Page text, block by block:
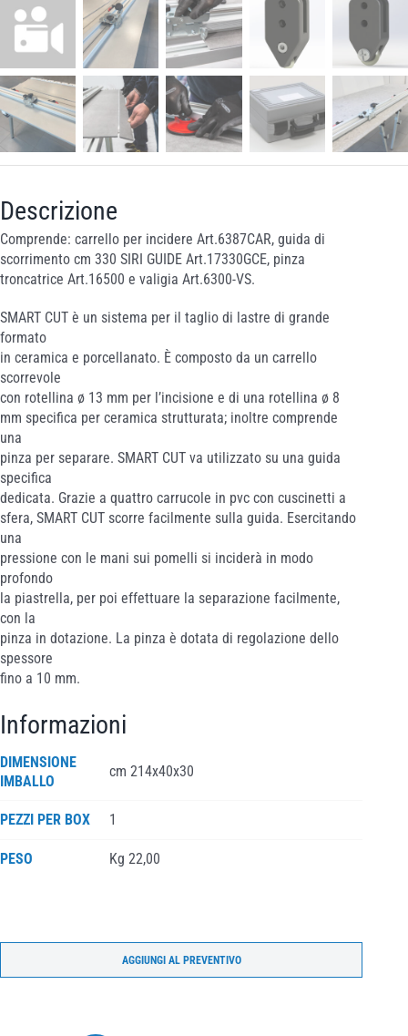
Descrizione
Comprende: carrello per incidere Art.6387CAR, guida di
scorrimento cm 330 SIRI GUIDE Art.17330GCE, pinza
troncatrice Art.16500 e valigia Art.6300-VS.
SMART CUT è un sistema per il taglio di lastre di grande
formato
in ceramica e porcellanato. È composto da un carrello
scorrevole
con rotellina ø 13 mm per l’incisione e di una rotellina ø 8
mm specifica per ceramica strutturata; inoltre comprende
una
pinza per separare. SMART CUT va utilizzato su una guida
specifica
dedicata. Grazie a quattro carrucole in pvc con cuscinetti a
sfera, SMART CUT scorre facilmente sulla guida. Esercitando
una
pressione con le mani sui pomelli si inciderà in modo
profondo
la piastrella, per poi effettuare la separazione facilmente,
con la
pinza in dotazione. La pinza è dotata di regolazione dello
spessore
fino a 10 mm.
Informazioni
DIMENSIONE
IMBALLO
cm 214x40x30
PEZZI PER BOX 1
PESO Kg 22,00
AGGIUNGI AL PREVENTIVO